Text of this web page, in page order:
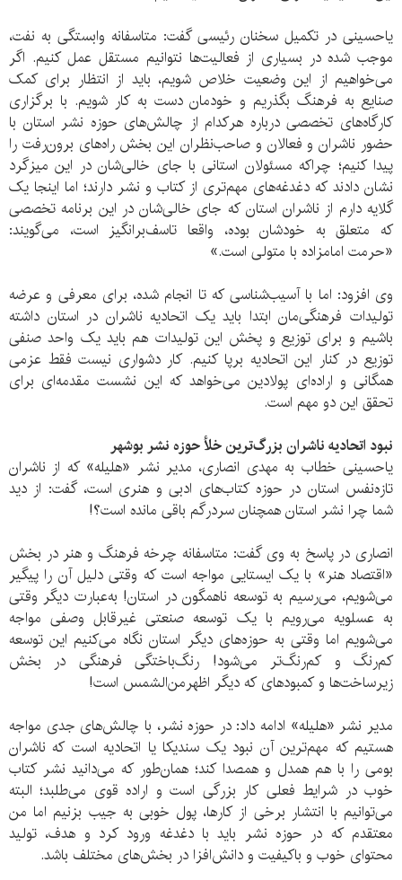
یاحسینی در تکمیل سخنان رئیسی گفت: متاسفانه وابستگی به نفت،
موجب شده در بسیاری از فعالیت‌ها نتوانیم مستقل عمل کنیم. اگر
می‌خواهیم از این وضعیت خلاص شویم، باید از انتظار برای کمک
صنایع به فرهنگ بگذریم و خودمان دست به کار شویم. با برگزاری
کارگاه‌های تخصصی درباره هرکدام از چالش‌های حوزه نشر استان با
حضور ناشران و فعالان و صاحب‌نظران این بخش راه‌های برون‌رفت را
پیدا کنیم؛ چراکه مسئولان استانی با جای خالی‌شان در این میزگرد
نشان دادند که دغدغه‌‌های مهم‌تری از کتاب و نشر دارند؛ اما اینجا یک
گلایه دارم از ناشران استان که جای خالی‌شان در این برنامه تخصصی
که متعلق به خودشان بوده، واقعا تاسف‌برانگیز است، می‌گویند:
«حرمت امامزاده با متولی است.»
وی افزود: اما با آسیب‌شناسی که تا انجام شده، برای معرفی و عرضه
تولیدات فرهنگی‌مان ابتدا باید یک اتحادیه ناشران در استان داشته
باشیم و برای توزیع و پخش این تولیدات هم باید یک واحد صنفی
توزیع در کنار این اتحادیه برپا کنیم. کار دشواری نیست فقط عزمی
همگانی و اراده‌ای پولادین می‌خواهد که این نشست مقدمه‌ای برای
تحقق این دو مهم است.
نبود اتحادیه ناشران بزرگ‌ترین خلأ حوزه نشر بوشهر
یاحسینی خطاب به مهدی انصاری، مدیر نشر «هلیله» که از ناشران
تازه‌‎نفس استان در حوزه کتاب‌های ادبی و هنری است، گفت: از دید
شما چرا نشر استان همچنان سردرگم باقی مانده است؟!
انصاری در پاسخ به وی گفت: متاسفانه چرخه فرهنگ و هنر در بخش
«اقتصاد هنر» با یک ایستایی مواجه است که وقتی دلیل آن را پیگیر
می‌شویم، می‌رسیم به توسعه ناهمگون در استان! به‌عبارت دیگر وقتی
به عسلویه می‌رویم با یک توسعه صنعتی غیرقابل وصفی مواجه
می‌شویم اما وقتی به حوزه‌های دیگر استان نگاه می‎‌کنیم این توسعه
کم‌رنگ و کم‌رنگ‌تر می‌شود! رنگ‌باختگی فرهنگی در بخش
زیرساخت‌ها و کمبودهای که دیگر اظهرمن‌الشمس است!
مدیر نشر «هلیله» ادامه داد: در حوزه نشر، با چالش‌های جدی مواجه
هستیم که مهم‌ترین آن نبود یک سندیکا یا اتحادیه است که ناشران
بومی را با هم همدل و همصدا کند؛ همان‌طور که می‌دانید نشر کتاب
خوب در شرایط فعلی کار بزرگی است و اراده قوی می‌طلبد؛ البته
می‌توانیم با انتشار برخی از کارها، پول خوبی به جیب بزنیم اما من
معتقدم که در حوزه نشر باید با دغدغه ورود کرد و هدف، تولید
محتوای خوب و باکیفیت و دانش‌افزا در بخش‌های مختلف باشد.